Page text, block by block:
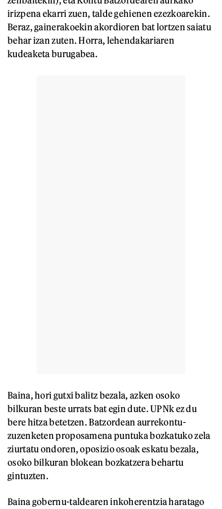
irizpena ekarri zuen, talde gehienen ezezkoarekin.
Beraz, gainerakoekin akordioren bat lortzen saiatu
behar izan zuten. Horra, lehendakariaren
kudeaketa burugabea.
Baina, hori gutxi balitz bezala, azken osoko
bilkuran beste urrats bat egin dute. UPNk ez du
bere hitza betetzen. Batzordean aurrekontu-
zuzenketen proposamena puntuka bozkatuko zela
ziurtatu ondoren, oposizio osoak eskatu bezala,
osoko bilkuran blokean bozkatzera behartu
gintuzten.
Baina gobernu-taldearen inkoherentzia haratago